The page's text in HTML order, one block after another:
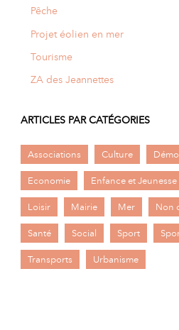
Pêche
Projet éolien en mer
Tourisme
ZA des Jeannettes
ARTICLES PAR CATÉGORIES
Associations Culture
Economie Enfance et Jeunesse
Loisir Mairie Mer Non
Santé Social Sport
Transports Urbanisme